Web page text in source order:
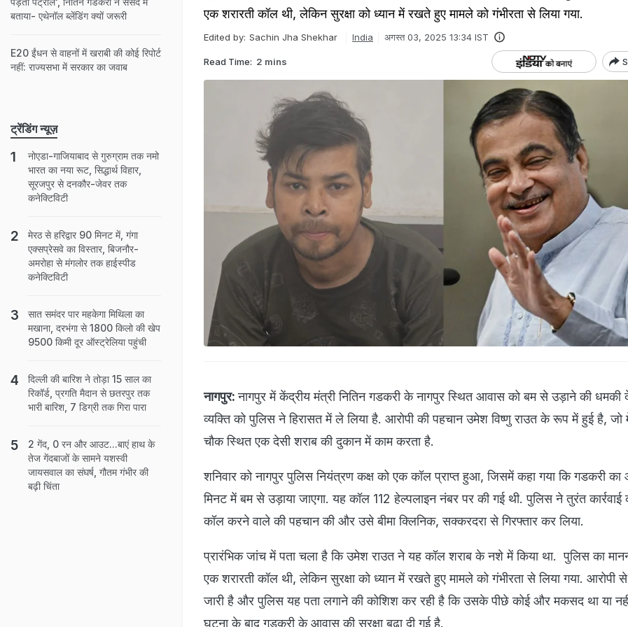
एक शरारती कॉल थी, लेकिन सुरक्षा को ध्यान में रखते हुए मामले को गंभीरता से लिया गया.
Edited by: Sachin Jha Shekhar India अगस्त 03, 2025 13:34 IST
Read Time: 2 mins
नागपुर: नागपुर में केंद्रीय मंत्री नितिन गडकरी के नागपुर स्थित आवास को बम से उड़ाने की धमकी
व्यक्ति को पुलिस ने हिरासत में ले लिया है. आरोपी की पहचान उमेश विष्णु राउत के रूप में हुई है,
चौक स्थित एक देसी शराब की दुकान में काम करता है.
शनिवार को नागपुर पुलिस नियंत्रण कक्ष को एक कॉल प्राप्त हुआ, जिसमें कहा गया कि गडकरी
मिनट में बम से उड़ाया जाएगा. यह कॉल 112 हेल्पलाइन नंबर पर की गई थी. पुलिस ने तुरंत
कॉल करने वाले की पहचान की और उसे बीमा क्लिनिक, सक्करदरा से गिरफ्तार कर लिया.
प्रारंभिक जांच में पता चला है कि उमेश राउत ने यह कॉल शराब के नशे में किया था. पुलिस का
एक शरारती कॉल थी, लेकिन सुरक्षा को ध्यान में रखते हुए मामले को गंभीरता से लिया गया. आरोपी
जारी है और पुलिस यह पता लगाने की कोशिश कर रही है कि उसके पीछे कोई और मकसद था या
घटना के बाद गडकरी के आवास की सुरक्षा बढ़ा दी गई है.
बताया- एथेनॉल ब्लेंडिंग क्यों जरूरी
E20 ईंधन से वाहनों में खराबी की कोई रिपोर्ट
नहीं: राज्यसभा में सरकार का जवाब
ट्रेंडिंग न्यूज़
नोएडा-गाजियाबाद से गुरुग्राम तक नमो
भारत का नया रूट, सिद्धार्थ विहार,
सूरजपुर से दनकौर-जेवर तक
कनेक्टिविटी
मेरठ से हरिद्वार 90 मिनट में, गंगा
एक्सप्रेसवे का विस्तार, बिजनौर-
अमरोहा से मंगलोर तक हाईस्पीड
कनेक्टिविटी
सात समंदर पार महकेगा मिथिला का
मखाना, दरभंगा से 1800 किलो की खेप
9500 किमी दूर ऑस्ट्रेलिया पहुंची
दिल्ली की बारिश ने तोड़ा 15 साल का
रिकॉर्ड, प्रगति मैदान से छतरपुर तक
भारी बारिश, 7 डिग्री तक गिरा पारा
2 गेंद, 0 रन और आउट...बाएं हाथ के
तेज गेंदबाजों के सामने यशस्वी
जायसवाल का संघर्ष, गौतम गंभीर की
बढ़ी चिंता